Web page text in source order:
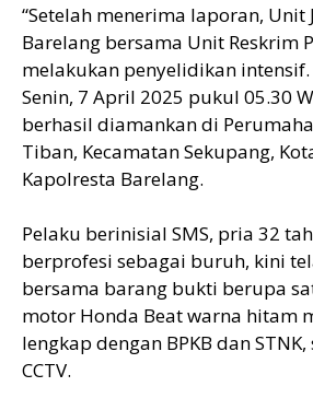
“Setelah menerima laporan, Unit
Barelang bersama Unit Reskrim
melakukan penyelidikan
Senin, 7 April 2025 pukul 05.30
berhasil diamankan di
Tiban, Kecamatan Sekupang,
Kapolresta Barelang.
Pelaku berinisial SMS, pria 32
berprofesi sebagai buruh, kini
bersama barang bukti berupa
motor Honda Beat warna hitam
lengkap dengan BPKB dan
CCTV.